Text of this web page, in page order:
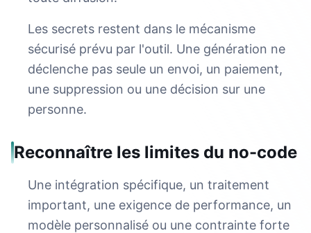
Les secrets restent dans le mécanisme
sécurisé prévu par l'outil. Une génération ne
déclenche pas seule un envoi, un paiement,
une suppression ou une décision sur une
personne.
Reconnaître les limites du no-code
Une intégration spécifique, un traitement
important, une exigence de performance, un
modèle personnalisé ou une contrainte forte